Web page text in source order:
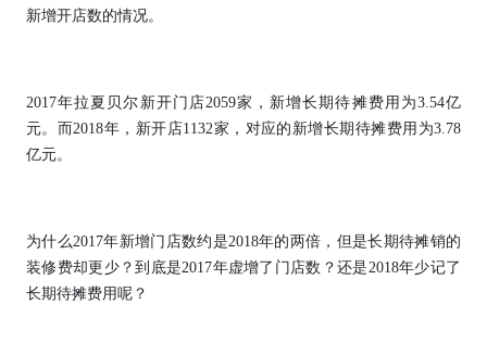
新增开店数的情况。
2017年拉夏贝尔新开门店2059家，新增长期待摊费用为3.54亿
元。而2018年，新开店1132家，对应的新增长期待摊费用为3.78
亿元。
为什么2017年新增门店数约是2018年的两倍，但是长期待摊销的
装修费却更少？到底是2017年虚增了门店数？还是2018年少记了
长期待摊费用呢？